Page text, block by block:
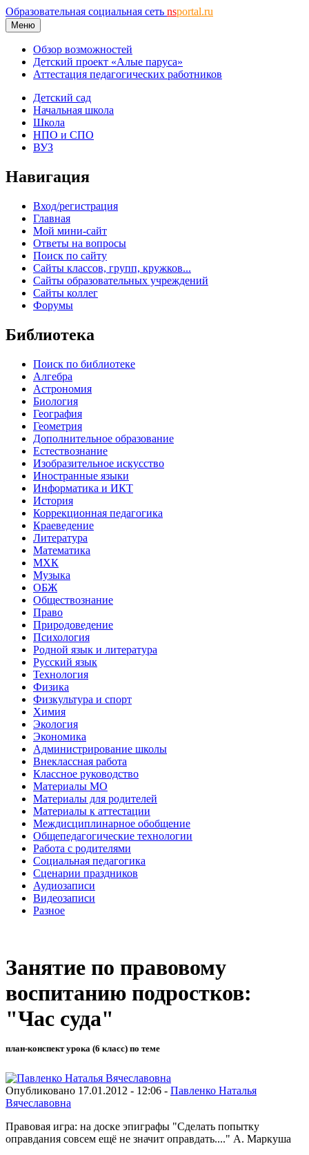
Образовательная социальная сеть nsportal.ru
Меню
Обзор возможностей
Детский проект «Алые паруса»
Аттестация педагогических работников
Детский сад
Начальная школа
Школа
НПО и СПО
ВУЗ
Навигация
Вход/регистрация
Главная
Мой мини-сайт
Ответы на вопросы
Поиск по сайту
Сайты классов, групп, кружков...
Сайты образовательных учреждений
Сайты коллег
Форумы
Библиотека
Поиск по библиотеке
Алгебра
Астрономия
Биология
География
Геометрия
Дополнительное образование
Естествознание
Изобразительное искусство
Иностранные языки
Информатика и ИКТ
История
Коррекционная педагогика
Краеведение
Литература
Математика
МХК
Музыка
ОБЖ
Обществознание
Право
Природоведение
Психология
Родной язык и литература
Русский язык
Технология
Физика
Физкультура и спорт
Химия
Экология
Экономика
Администрирование школы
Внеклассная работа
Классное руководство
Материалы МО
Материалы для родителей
Материалы к аттестации
Междисциплинарное обобщение
Общепедагогические технологии
Работа с родителями
Социальная педагогика
Сценарии праздников
Аудиозаписи
Видеозаписи
Разное
Занятие по правовому
воспитанию подростков:
"Час суда"
план-конспект урока (6 класс) по теме
Опубликовано 17.01.2012 - 12:06 - Павленко Наталья
Вячеславовна
Правовая игра: на доске эпиграфы "Сделать попытку
оправдания совсем ещё не значит оправдать...." А. Маркуша